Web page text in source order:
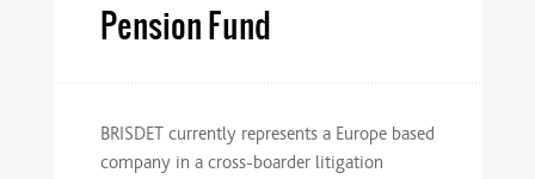
Pension Fund
BRISDET currently represents a Europe based
company in a cross-boarder litigation